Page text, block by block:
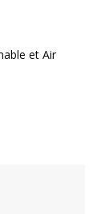
et Air